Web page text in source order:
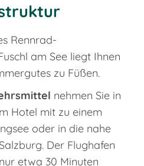
Rennrad-
am See liegt Ihnen
zu Füßen.
nehmen Sie in
Hotel mit zu einem
oder in die nahe
Der Flughafen
etwa 30 Minuten